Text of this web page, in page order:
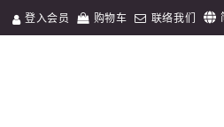
登入会员 购物车 联络我们